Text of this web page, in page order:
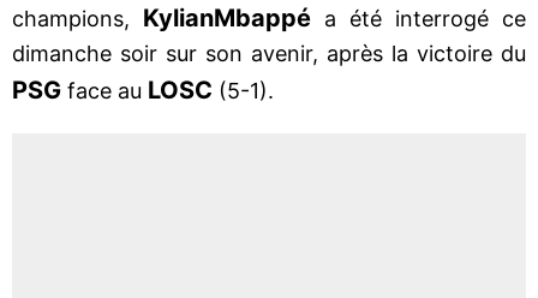
champions, KylianMbappé a été interrogé ce
dimanche soir sur son avenir, après la victoire du
PSG face au LOSC (5-1).